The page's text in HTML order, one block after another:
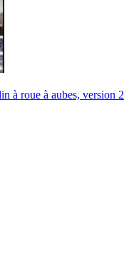
à roue à aubes, version 2